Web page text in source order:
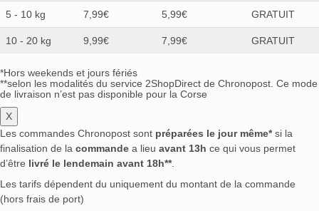
Mombasa Club
Monin(0) Monkey 47(0)
Monsieur Fernand(0) Montenegro(0)
Monymusk
Mortlach
Mount Gay
(0)
Murray McDavid(0) Naga(0) Nardini(0)
O.P. Anderson
O'Donnell
Ocumare(0) Old English
Old Pulteney
(0) Old St Andrews
(0)
Old St Croix / A.H. Riise
5 - 10 kg 7,99€ 5,99€ GRATUIT
10 - 20 kg 9,99€ 7,99€ GRATUIT
*Hors weekends et jours fériés
**selon les modalités du service 2ShopDirect de Chronopost. Ce mode
de livraison n’est pas disponible pour la Corse
X
Les commandes Chronopost sont préparées le jour même*si la
finalisation de la commande a lieu avant 13h ce qui vous permet
d’être livré le lendemain avant 18h**.
Les tarifs dépendent du uniquement du montant de la commande
(hors frais de port)